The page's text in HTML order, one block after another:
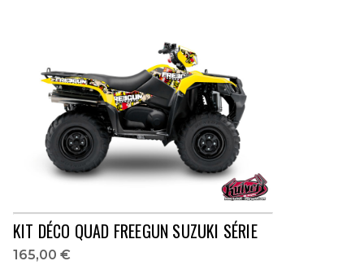
KIT DÉCO QUAD FREEGUN SUZUKI SÉRIE
165,00 €